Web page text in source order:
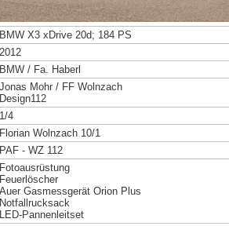
BMW X3 xDrive 20d; 184 PS
2012
BMW / Fa. Haberl
Jonas Mohr / FF Wolnzach
Design112
1/4
Florian Wolnzach 10/1
PAF - WZ 112
Fotoausrüstung
Feuerlöscher
Auer Gasmessgerät Orion Plus
Notfallrucksack
LED-Pannenleitset